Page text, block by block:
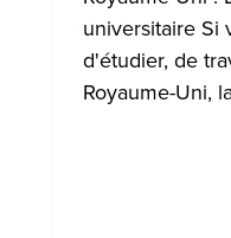
universitaire Si
d'étudier, de
Royaume-Uni,